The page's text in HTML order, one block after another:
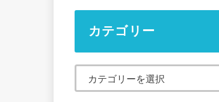
カテゴリー